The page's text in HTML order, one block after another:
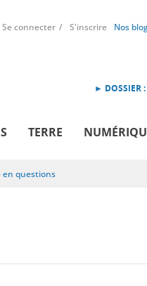
Se connecter S'inscrire Nos
► DOSSIER
TERRE
en questions